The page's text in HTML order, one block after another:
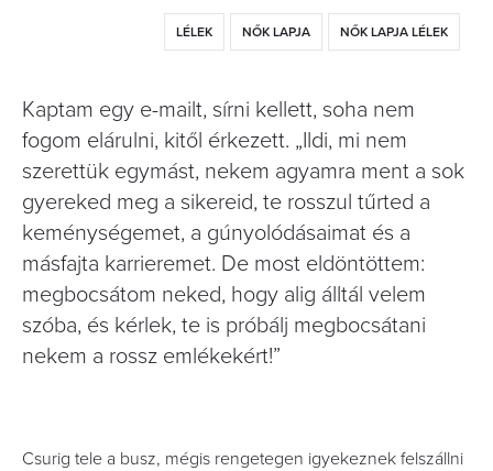
LÉLEK NŐK LAPJA NŐK LAPJA LÉLEK
Kaptam egy e-mailt, sírni kellett, soha nem
fogom elárulni, kitől érkezett. „Ildi, mi nem
szerettük egymást, nekem agyamra ment a sok
gyereked meg a sikereid, te rosszul tűrted a
keménységemet, a gúnyolódásaimat és a
másfajta karrieremet. De most eldöntöttem:
megbocsátom neked, hogy alig álltál velem
szóba, és kérlek, te is próbálj megbocsátani
nekem a rossz emlékekért!”
Csurig tele a busz, mégis rengetegen igyekeznek felszállni